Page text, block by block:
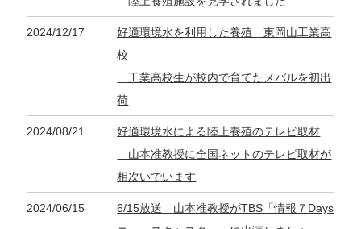
2024/12/17
好適環境水を利用した養殖 東岡山工業高
校
工業高校生が校内で育てたメバルを初出
荷
2024/08/21
好適環境水による陸上養殖のテレビ取材
山本准教授に全国ネットのテレビ取材が
相次いでいます
2024/06/15
6/15放送 山本准教授がTBS「情報７Days